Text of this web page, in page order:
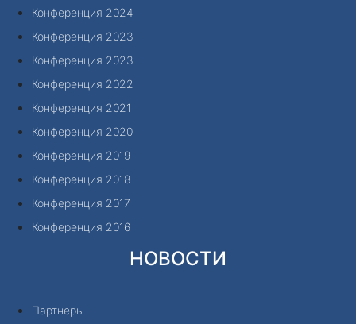
Конференция 2024
Конференция 2023
Конференция 2023
Конференция 2022
Конференция 2021
Конференция 2020
Конференция 2019
Конференция 2018
Конференция 2017
Конференция 2016
НОВОСТИ
Партнеры